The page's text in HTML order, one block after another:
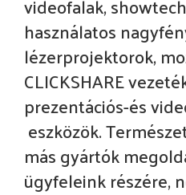
videofalak,
használatos
lézerprojektorok,
CLICKSHARE
prezentációs-és
eszközök.
más gyártók
ügyfeleink részére,